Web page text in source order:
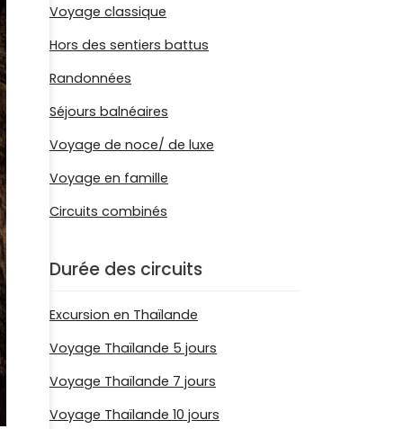
Voyage classique
Hors des sentiers battus
Randonnées
Séjours balnéaires
Voyage de noce/ de luxe
Voyage en famille
Circuits combinés
Durée des circuits
Excursion en Thaïlande
Voyage Thaïlande 5 jours
Voyage Thaïlande 7 jours
Voyage Thaïlande 10 jours